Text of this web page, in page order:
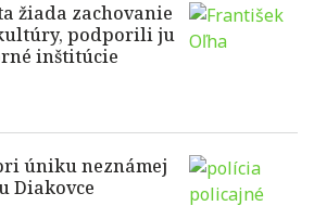
žiada zachovanie
podporili ju
inštitúcie
úniku neznámej
Diakovce